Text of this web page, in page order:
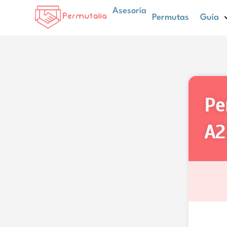
Asesoría
Permutas Guía
A2